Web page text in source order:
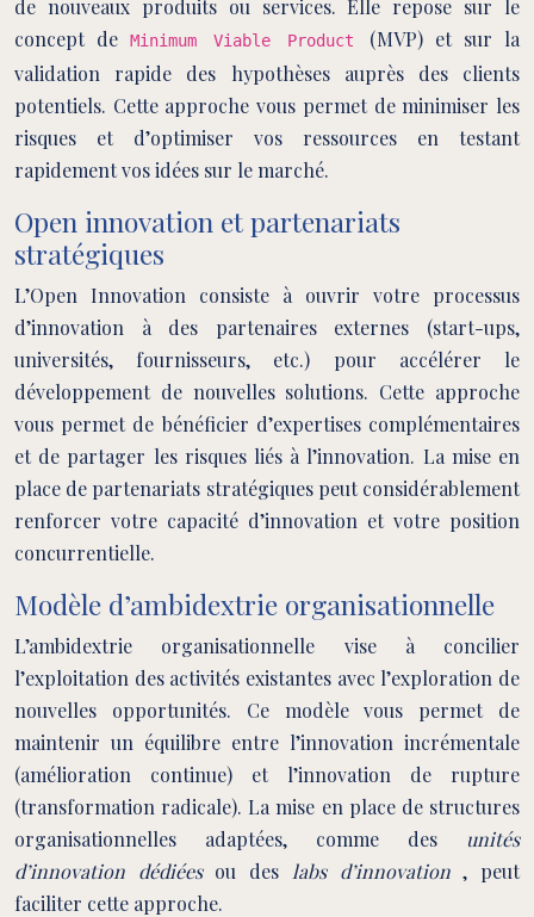
de nouveaux produits ou services. Elle repose sur le
concept de
Minimum Viable Product (MVP) et sur la
validation rapide des hypothèses auprès des clients
potentiels. Cette approche vous permet de minimiser les
risques et d’optimiser vos ressources en testant
rapidement vos idées sur le marché.
Open innovation et partenariats
stratégiques
L’Open Innovation consiste à ouvrir votre processus
d’innovation à des partenaires externes (start-ups,
universités, fournisseurs, etc.) pour accélérer le
développement de nouvelles solutions. Cette approche
vous permet de bénéficier d’expertises complémentaires
et de partager les risques liés à l’innovation. La mise en
place de partenariats stratégiques peut considérablement
renforcer votre capacité d’innovation et votre position
concurrentielle.
Modèle d’ambidextrie organisationnelle
L’ambidextrie organisationnelle vise à concilier
l’exploitation des activités existantes avec l’exploration de
nouvelles opportunités. Ce modèle vous permet de
maintenir un équilibre entre l’innovation incrémentale
(amélioration continue) et l’innovation de rupture
(transformation radicale). La mise en place de structures
organisationnelles adaptées, comme des unités
d’innovation dédiées ou des labs d’innovation, peut
faciliter cette approche.